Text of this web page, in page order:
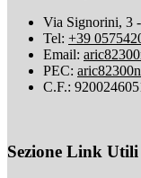
Via Signorini, 3
Tel: +39
Email:
PEC:
C.F.:
Sezione Link Utili